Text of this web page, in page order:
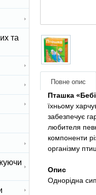
Повне опис
Пташка
їхньому
забезпечує
любителя
компоненти
організму
Опис
Однорідна
та